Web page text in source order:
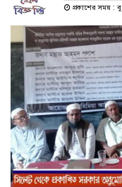
প্রকাশের সময় :